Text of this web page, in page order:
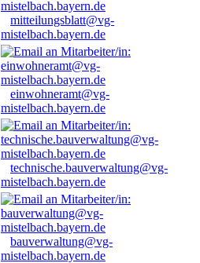
mitteilungsblatt@vg-
mistelbach.bayern.de
einwohneramt@vg-
mistelbach.bayern.de
technische.bauverwaltung@vg-
mistelbach.bayern.de
bauverwaltung@vg-
mistelbach.bayern.de